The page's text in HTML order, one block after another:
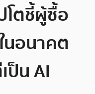
โตชี้ผู้ซื้อ
นอนาคต
ป็น AI